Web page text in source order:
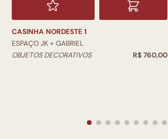
CASINHA NORDESTE 1
ESPAÇO JK + GABRIEL
OBJETOS DECORATIVOS
R$ 760,00